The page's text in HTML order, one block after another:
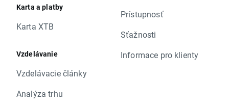
Karta a platby
Karta XTB
Vzdelávanie
Vzdelávacie články
Analýza trhu
Prístupnosť
Sťažnosti
Informace pro klienty